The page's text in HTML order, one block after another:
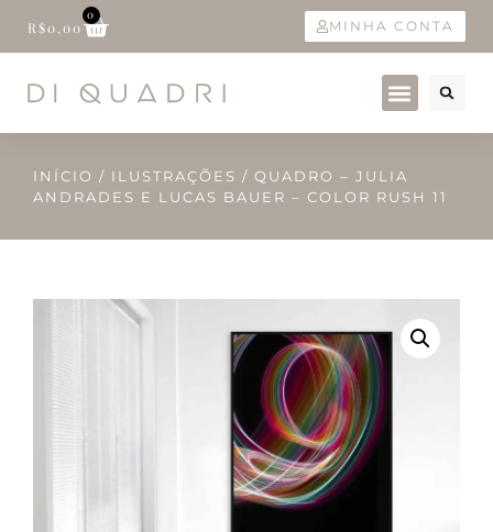
R$0,00
0
MINHA CONTA
INÍCIO / ILUSTRAÇÕES / QUADRO – JULIA
ANDRADES E LUCAS BAUER – COLOR RUSH 11